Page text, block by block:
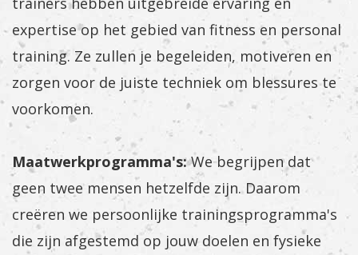
expertise op het gebied van fitness en personal
training. Ze zullen je begeleiden, motiveren en
zorgen voor de juiste techniek om blessures te
voorkomen.
Maatwerkprogramma's:We begrijpen dat
geen twee mensen hetzelfde zijn. Daarom
creëren we persoonlijke trainingsprogramma's
die zijn afgestemd op jouw doelen en fysieke